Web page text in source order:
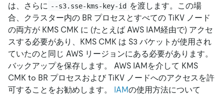
は、さらに --s3.sse-kms-key-id
を渡します。この場
合、クラスター内の BR プロセスとすべての TiKV ノード
の両方が KMS CMK に (たとえば AWS IAM経由で) アクセ
スする必要があり、KMS CMK は S3 バケットが使用され
ていたのと同じ AWS リージョンにある必要があります。
バックアップを保存します。 AWS IAMを介して KMS
CMK to BR プロセスおよび TiKV ノードへのアクセスを許
可することをお勧めします。 IAMの使用方法について